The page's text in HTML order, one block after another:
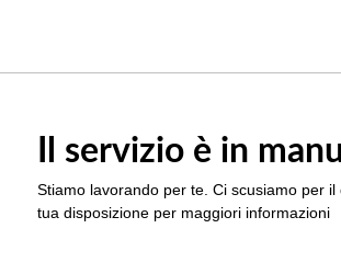
Il servizio è in
Stiamo lavorando per te. Ci scusiamo per
tua disposizione per maggiori informazioni